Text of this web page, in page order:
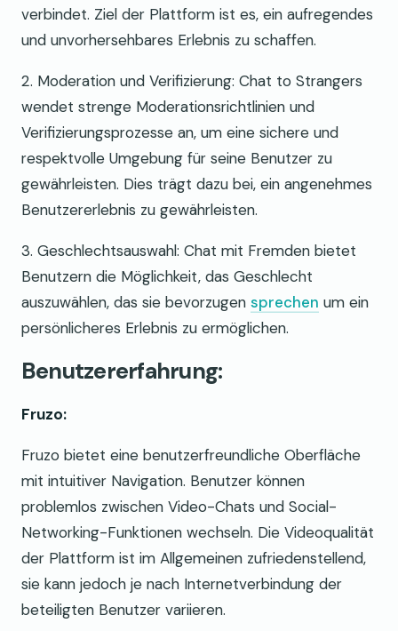
verbindet. Ziel der Plattform ist es, ein aufregendes
und unvorhersehbares Erlebnis zu schaffen.
2. Moderation und Verifizierung: Chat to Strangers
wendet strenge Moderationsrichtlinien und
Verifizierungsprozesse an, um eine sichere und
respektvolle Umgebung für seine Benutzer zu
gewährleisten. Dies trägt dazu bei, ein angenehmes
Benutzererlebnis zu gewährleisten.
3. Geschlechtsauswahl: Chat mit Fremden bietet
Benutzern die Möglichkeit, das Geschlecht
auszuwählen, das sie bevorzugen sprechen um ein
persönlicheres Erlebnis zu ermöglichen.
Benutzererfahrung:
Fruzo:
Fruzo bietet eine benutzerfreundliche Oberfläche
mit intuitiver Navigation. Benutzer können
problemlos zwischen Video-Chats und Social-
Networking-Funktionen wechseln. Die Videoqualität
der Plattform ist im Allgemeinen zufriedenstellend,
sie kann jedoch je nach Internetverbindung der
beteiligten Benutzer variieren.